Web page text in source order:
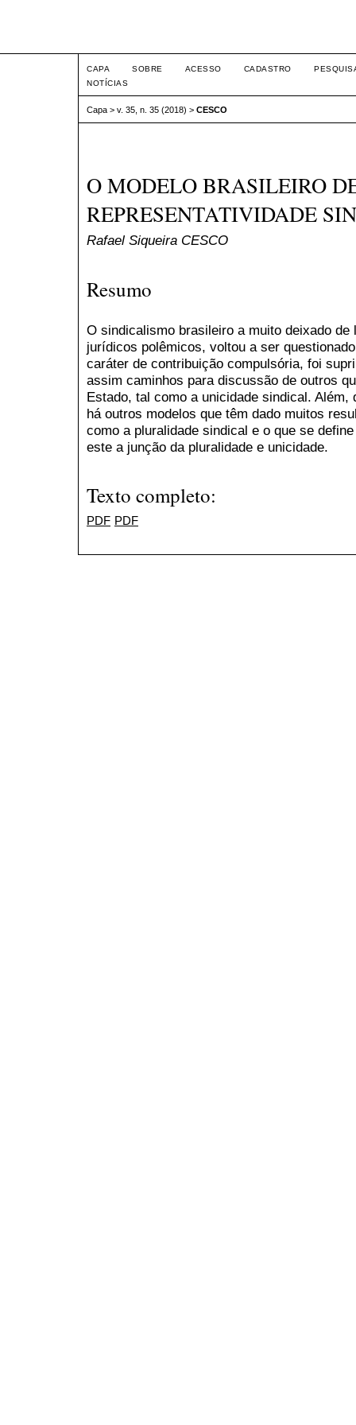
CAPA SOBRE ACESSO CADASTRO
NOTÍCIAS
Capa > v. 35, n. 35 (2018) > CESCO
O MODELO BRASILEIRO
REPRESENTATIVIDADE
Rafael Siqueira CESCO
Resumo
O sindicalismo brasileiro a muito deixado
jurídicos polêmicos, voltou a ser
caráter de contribuição compulsória, foi
assim caminhos para discussão de outros
Estado, tal como a unicidade sindical.
há outros modelos que têm dado muitos
como a pluralidade sindical e o que se
este a junção da pluralidade e unicidade.
Texto completo:
PDF PDF